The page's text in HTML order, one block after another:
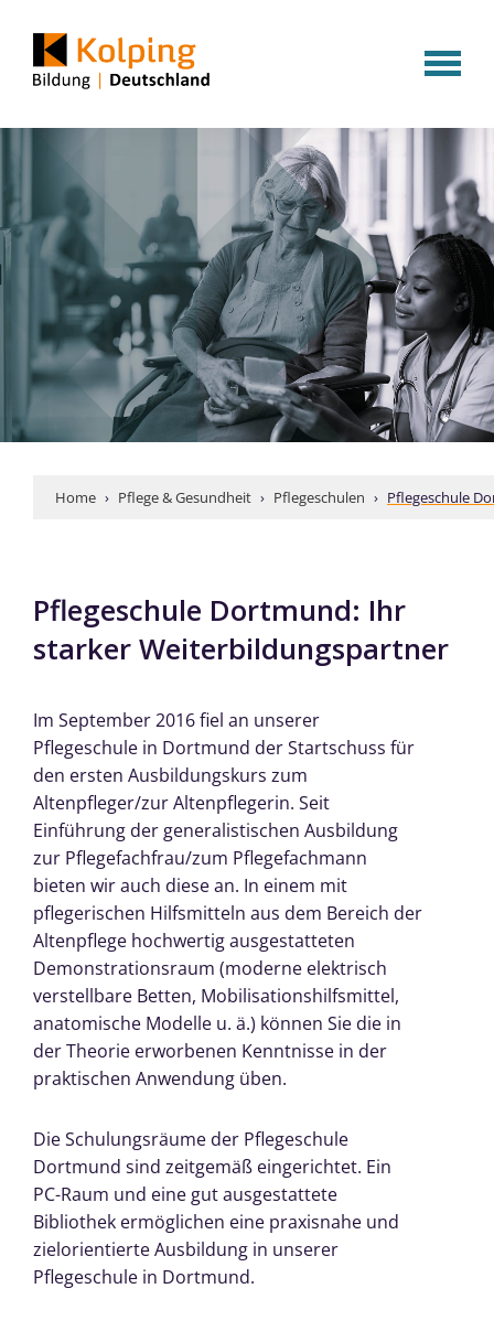
Home › Pflege & Gesundheit › Pflegeschulen › Pflegeschule
Pflegeschule Dortmund: Ihr
starker Weiterbildungspartner
Im September 2016 fiel an unserer
Pflegeschule in Dortmund der Startschuss für
den ersten Ausbildungskurs zum
Altenpfleger/zur Altenpflegerin. Seit
Einführung der generalistischen Ausbildung
zur Pflegefachfrau/zum Pflegefachmann
bieten wir auch diese an. In einem mit
pflegerischen Hilfsmitteln aus dem Bereich der
Altenpflege hochwertig ausgestatteten
Demonstrationsraum (moderne elektrisch
verstellbare Betten, Mobilisationshilfsmittel,
anatomische Modelle u. ä.) können Sie die in
der Theorie erworbenen Kenntnisse in der
praktischen Anwendung üben.
Die Schulungsräume der Pflegeschule
Dortmund sind zeitgemäß eingerichtet. Ein
PC-Raum und eine gut ausgestattete
Bibliothek ermöglichen eine praxisnahe und
zielorientierte Ausbildung in unserer
Pflegeschule in Dortmund.